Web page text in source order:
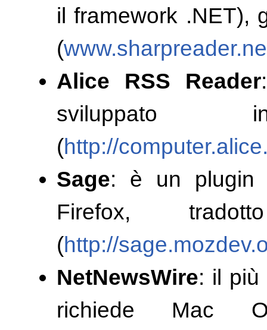
il framework .NET),
(
Alice RSS Reader
(http://
Sage: è un plugin
Firefox,
(http://
NetNewsWire: il più
richiede Mac